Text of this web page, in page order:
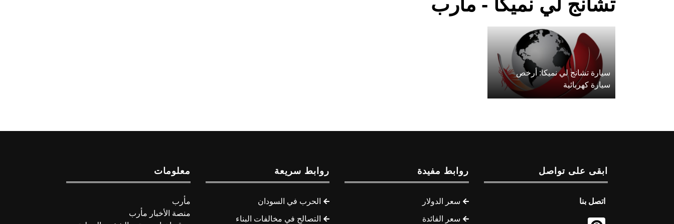
تشانج لي نميكا - مأرب
سيارة تشانج لي نميكا: أرخص
سيارة كهربائية
ابقى على تواصل
اتصل بنا
روابط مفيدة
سعر الدولار
سعر الفائدة
روابط سريعة
الحرب في السودان
التصالح في مخالفات البناء
معلومات
مأرب
منصة الأخبار مأرب